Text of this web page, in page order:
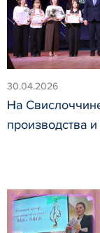
30.04.2026
На
производства